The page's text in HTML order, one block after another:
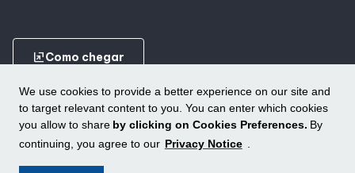
We use cookies to provide a better experience on our site and
to target relevant content to you. You can enter which cookies
you allow to share by clicking on Cookies Preferences. By
continuing, you agree to our Privacy Notice .
ungroupComo chegar